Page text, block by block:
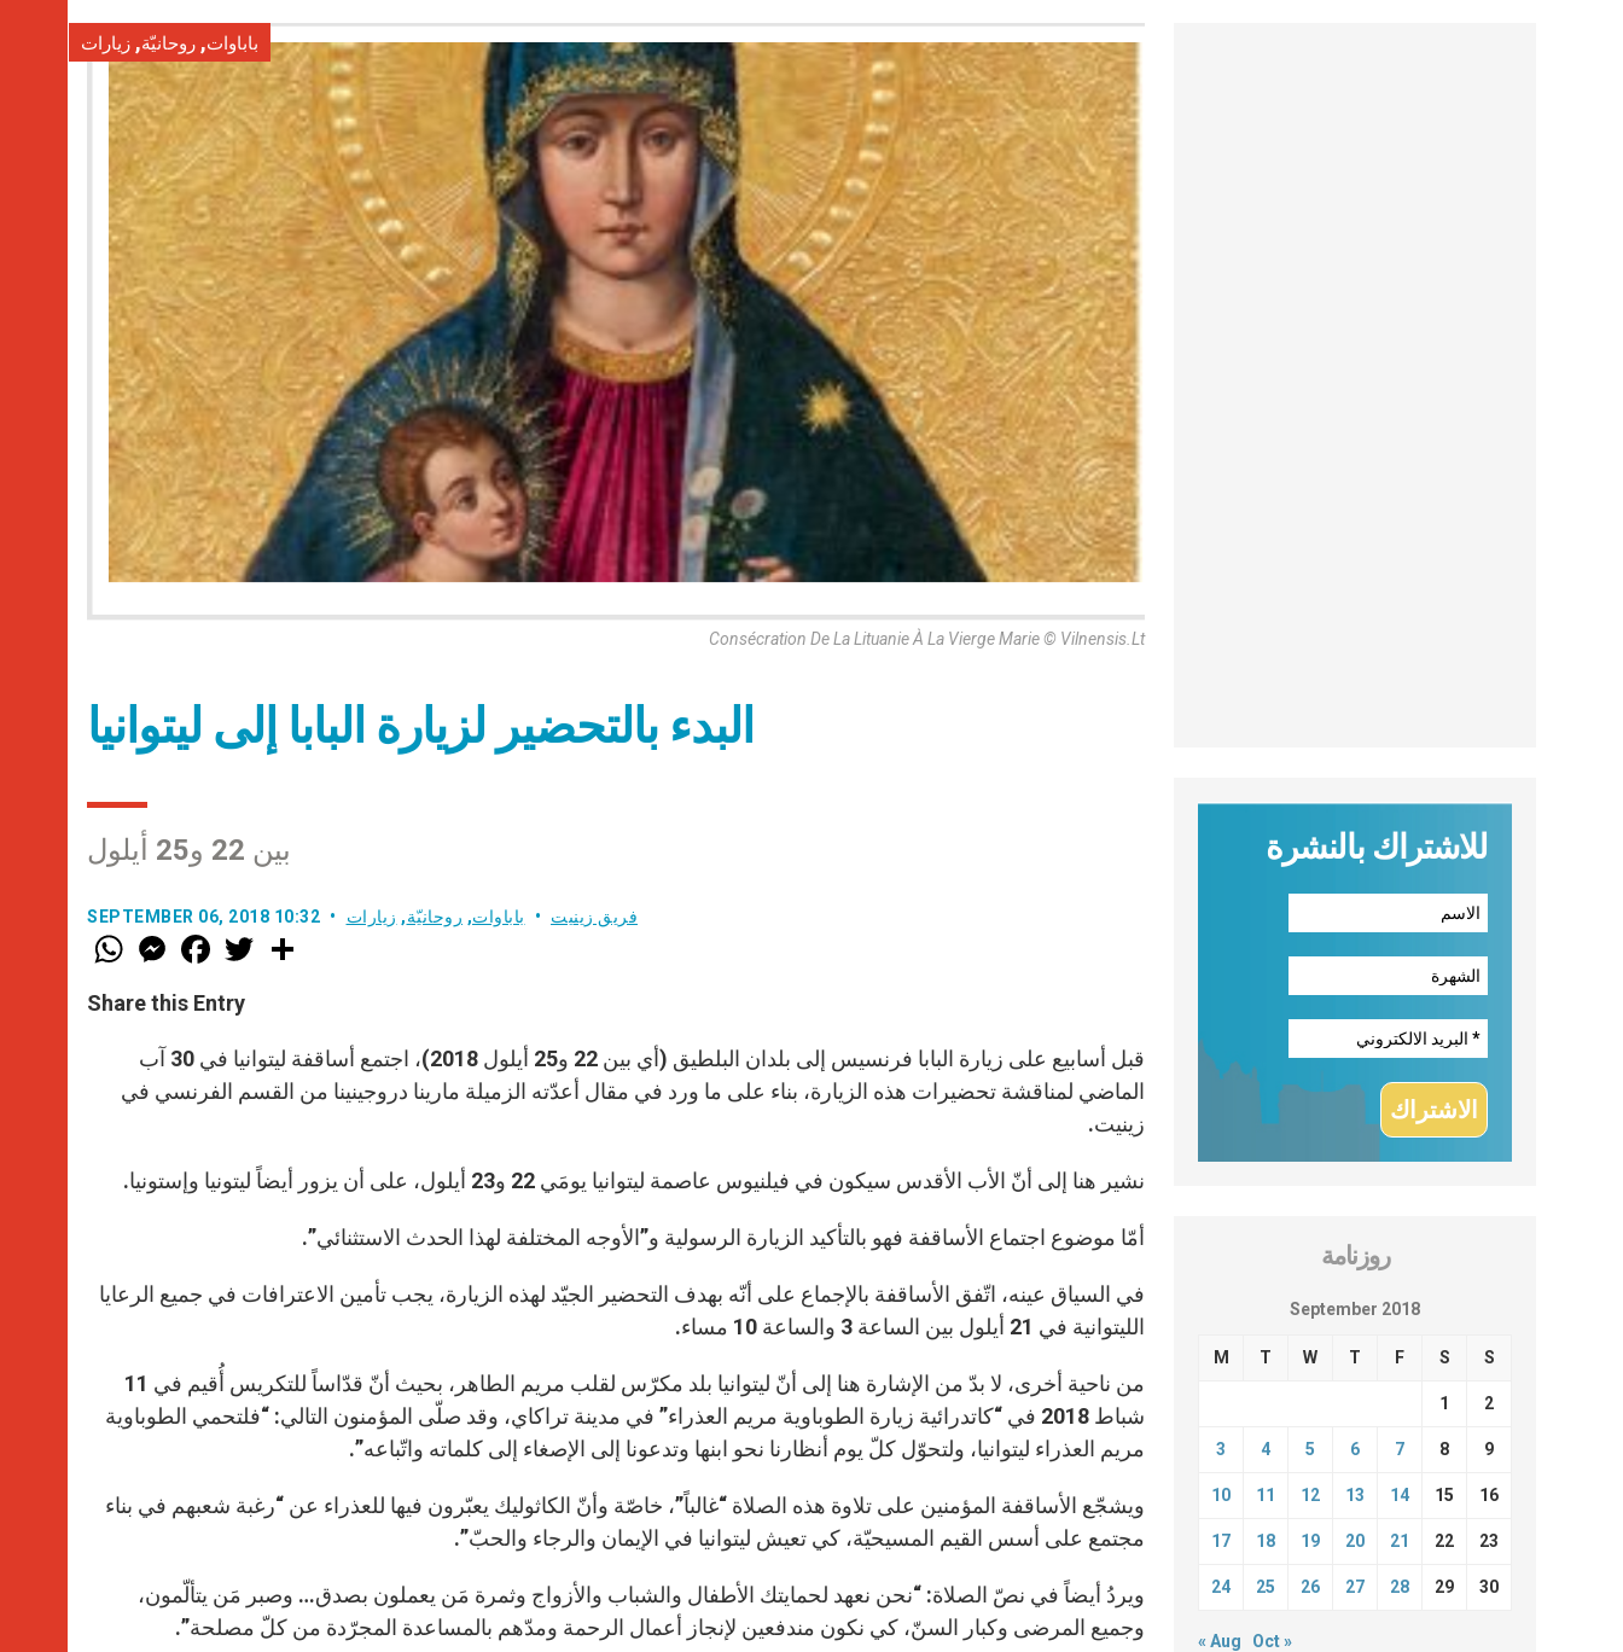
باباوات, روحانيّة, زيارات
Consécration De La Lituanie À La Vierge Marie © Vilnensis.lt
البدء بالتحضير لزيارة البابا إلى ليتوانيا
بين 22 و25 أيلول
SEPTEMBER 06, 2018 10:32 فريق زينيت باباوات, روحانيّة, زيارات
W
h
t
s
M
e
s
e
g
e
r
F
a
e
b
o
k
w
r
Share this Entry
قبل أسابيع على زيارة البابا فرنسيس إلى بلدان البلطيق (أي بين 22 و25 أيلول 2018)، اجتمع أساقفة ليتوانيا في 30 آب
الماضي لمناقشة تحضيرات هذه الزيارة، بناء على ما ورد في مقال أعدّته الزميلة مارينا دروجينينا من القسم الفرنسي في
زينيت.
نشير هنا إلى أنّ الأب الأقدس سيكون في فيلنيوس عاصمة ليتوانيا يومَي 22 و23 أيلول، على أن يزور أيضاً ليتونيا وإستونيا.
أمّا موضوع اجتماع الأساقفة فهو بالتأكيد الزيارة الرسولية و”الأوجه المختلفة لهذا الحدث الاستثنائي”.
في السياق عينه، اتّفق الأساقفة بالإجماع على أنّه بهدف التحضير الجيّد لهذه الزيارة، يجب تأمين الاعترافات في جميع الرعايا
الليتوانية في 21 أيلول بين الساعة 3 والساعة 10 مساء.
من ناحية أخرى، لا بدّ من الإشارة هنا إلى أنّ ليتوانيا بلد مكرّس لقلب مريم الطاهر، بحيث أنّ قدّاساً للتكريس أُقيم في 11
شباط 2018 في “كاتدرائية زيارة الطوباوية مريم العذراء” في مدينة تراكاي، وقد صلّى المؤمنون التالي: “فلتحمي الطوباوية
مريم العذراء ليتوانيا، ولتحوّل كلّ يوم أنظارنا نحو ابنها وتدعونا إلى الإصغاء إلى كلماته واتّباعه”.
ويشجّع الأساقفة المؤمنين على تلاوة هذه الصلاة “غالباً”، خاصّة وأنّ الكاثوليك يعبّرون فيها للعذراء عن “رغبة شعبهم في بناء
مجتمع على أسس القيم المسيحيّة، كي تعيش ليتوانيا في الإيمان والرجاء والحبّ”.
ويردُ أيضاً في نصّ الصلاة: “نحن نعهد لحمايتك الأطفال والشباب والأزواج وثمرة مَن يعملون بصدق… وصبر مَن يتألّمون،
وجميع المرضى وكبار السنّ، كي نكون مندفعين لإنجاز أعمال الرحمة ومدّهم بالمساعدة المجرّدة من كلّ مصلحة”.
للاشتراك بالنشرة
روزنامة
September 2018
M T W T F S S
1 2
3 4 5 6 7 8 9
10 11 12 13 14 15 16
17 18 19 20 21 22 23
24 25 26 27 28 29 30
« Aug Oct »